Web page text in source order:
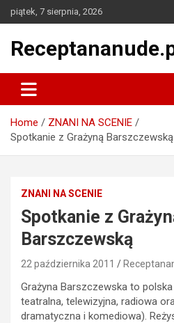
Skip
to
piątek, 7 sierpnia, 2026
Home
ZNANI NA SCENIE
Spotkanie z Grażyną Barszczewską
ZNANI NA SCENIE
Spotkanie z
Barszczewską
22 października 2011
Grażyna Barszczewska to
teatralna, telewizyjna, radiowa
dramatyczna i komediowa).